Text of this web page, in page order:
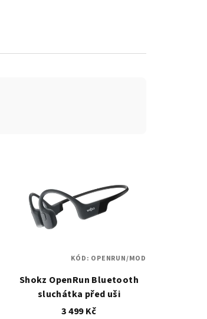
Shokz OpenRun Bluetooth
sluchátka před uši
3 499 Kč
KÓD: OPENRUN/MOD